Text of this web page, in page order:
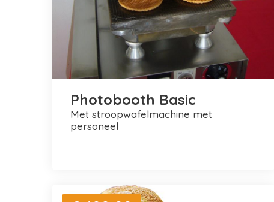
Photobooth Basic
met stroopwafelmachine met
personeel